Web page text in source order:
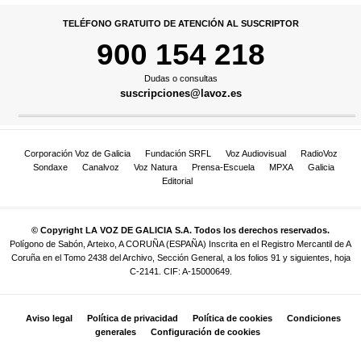
TELÉFONO GRATUITO DE ATENCIÓN AL SUSCRIPTOR
900 154 218
Dudas o consultas
suscripciones@lavoz.es
Corporación Voz de Galicia Fundación SRFL Voz Audiovisual
RadioVoz
Sondaxe
Canalvoz Voz Natura Prensa-Escuela MPXA
Galicia
Editorial
© Copyright LA VOZ DE GALICIA S.A. Todos los derechos reservados.
Polígono de Sabón, Arteixo, A CORUÑA (ESPAÑA) Inscrita en el Registro Mercantil de A
Coruña en el Tomo 2438 del Archivo, Sección General, a los folios 91 y siguientes, hoja
C-2141. CIF: A-15000649.
Aviso legal Política de privacidad Política de cookies
Condiciones
generales
Configuración de cookies